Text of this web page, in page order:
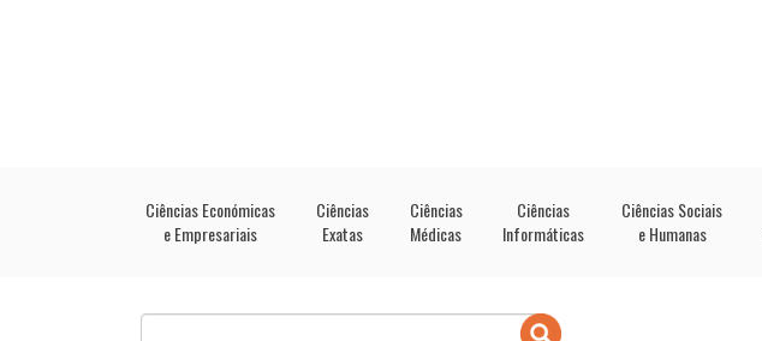
Ciências Económicas
e Empresariais
Ciências
Exatas
Ciências
Médicas
Ciências
Informáticas
Ciências Sociais
e Humanas